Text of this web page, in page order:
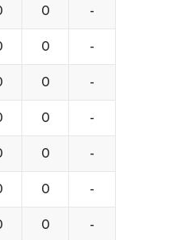
0 -
0 -
0 -
0 -
0 -
0 -
0 -